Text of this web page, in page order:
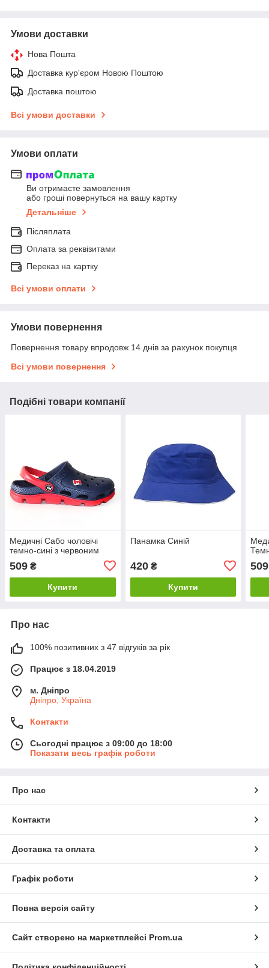
Умови доставки
Нова Пошта
Доставка кур'єром Новою Поштою
Доставка поштою
Всі умови доставки
Умови оплати
Ви отримаєте замовлення
або гроші повернуться на вашу картку
Детальніше
Післяплата
Оплата за реквізитами
Переказ на картку
Всі умови оплати
Умови повернення
Повернення товару впродовж 14 днів за рахунок покупця
Всі умови повернення
Подібні товари компанії
Медичні Сабо чоловічі
темно-сині з червоним
509 ₴
Купити
Панамка Синій
420₴
Купити
509
Про нас
100% позитивних з 47 відгуків за рік
Працює з 18.04.2019
м. Дніпро
Дніпро, Україна
Контакти
Сьогодні працює з 09:00 до 18:00
Показати весь графік роботи
Про нас
Контакти
Доставка та оплата
Графік роботи
Повна версія сайту
Сайт створено на маркетплейсі Prom.ua